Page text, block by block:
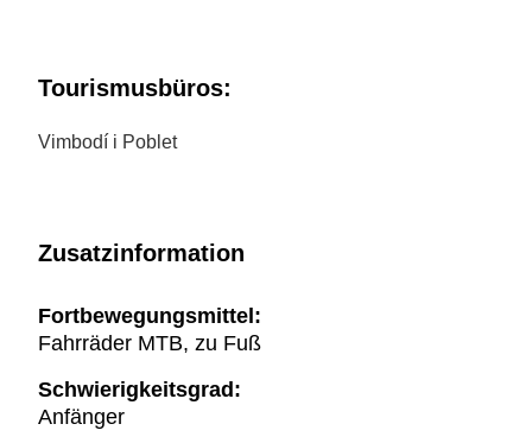
Tourismusbüros:
Vimbodí i Poblet
Zusatzinformation
Fortbewegungsmittel:
Fahrräder MTB, zu Fuß
Schwierigkeitsgrad:
Anfänger